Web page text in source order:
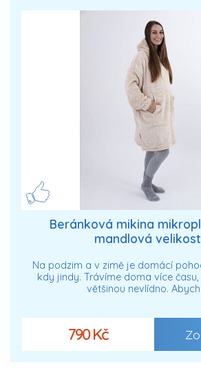
Beránková mikina
mandlová
Na podzim a v zimě je domácí
kdy jindy. Trávíme doma více
většinou nevlídno.
790 Kč